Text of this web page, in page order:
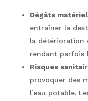
Dégâts
entraîner la
la détérioration
rendant parfois
Risques
provoquer des
l’eau potable.